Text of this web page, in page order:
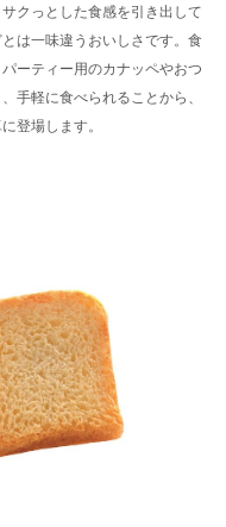
クっとした食感を引き出して
は一味違うおいしさです。食
ーティー用のカナッペやおつ
手軽に食べられることから、
登場します。